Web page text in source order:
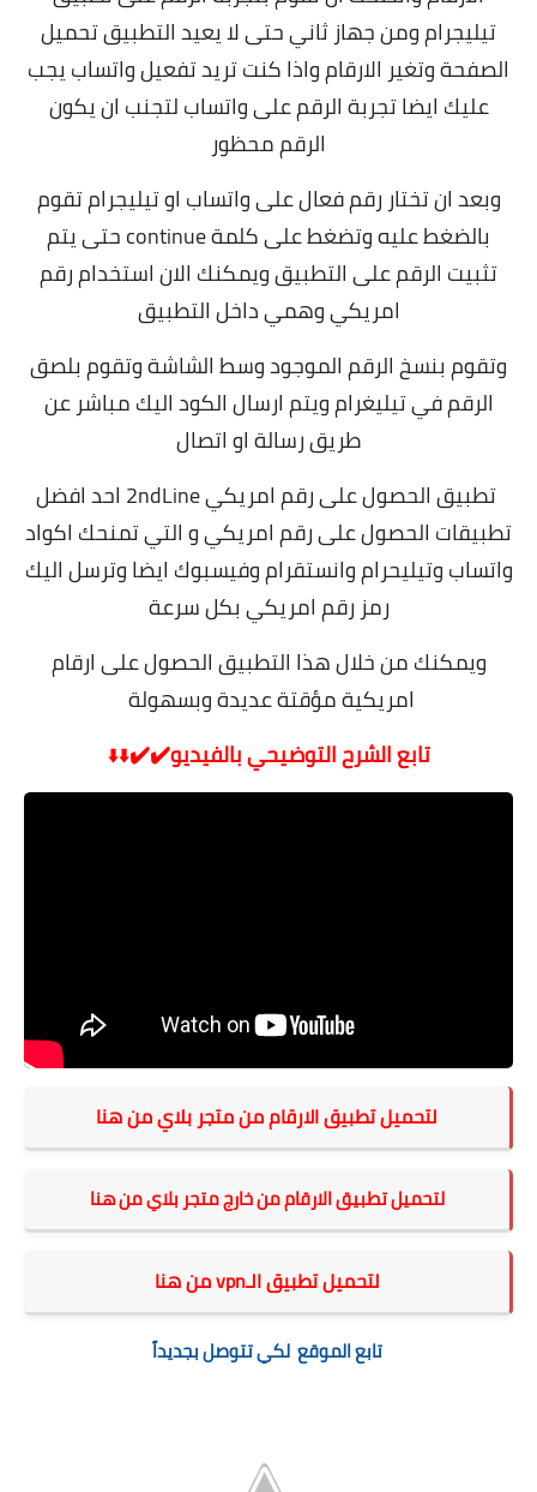
تيليجرام ومن جهاز ثاني حتى لا يعيد التطبيق تحميل
الصفحة وتغير الارقام واذا كنت تريد تفعيل واتساب يجب
عليك ايضا تجربة الرقم على واتساب لتجنب ان يكون
الرقم محظور
وبعد ان تختار رقم فعال على واتساب او تيليجرام تقوم
بالضغط عليه وتضغط على كلمة continue حتى يتم
تثبيت الرقم على التطبيق ويمكنك الان استخدام رقم
امريكي وهمي داخل التطبيق
وتقوم بنسخ الرقم الموجود وسط الشاشة وتقوم بلصق
الرقم في تيليغرام ويتم ارسال الكود اليك مباشر عن
طريق رسالة او اتصال
تطبيق الحصول على رقم امريكي 2ndLine احد افضل
تطبيقات الحصول على رقم امريكي و التي تمنحك اكواد
واتساب وتيليحرام وانستقرام وفيسبوك ايضا وترسل اليك
رمز رقم امريكي بكل سرعة
ويمكنك من خلال هذا التطبيق الحصول على ارقام
امريكية مؤقتة عديدة وبسهولة
تابع الشرح التوضيحي بالفيديو✔️✔️⬇️⬇️
لتحميل تطبيق الارقام من متجر بلاي من هنا
لتحميل تطبيق الارقام من خارج متجر بلاي من هنا
لتحميل تطبيق الـvpn من هنا
تابع الموقع لكي تتوصل بجديداً